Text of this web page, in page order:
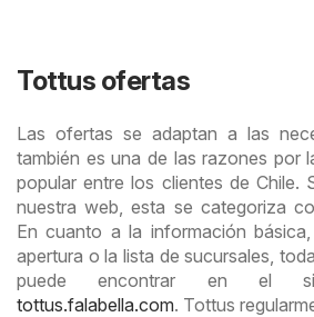
Tottus ofertas
Las ofertas se adaptan a las
también es una de las razones por
popular entre los clientes de Chile.
nuestra web, esta se categoriza
En cuanto a la información
apertura o la lista de sucursales,
puede encontrar en el
tottus.falabella.com. Tottus